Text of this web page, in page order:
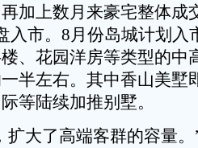
加上数月来豪宅整体成
入市。8月份岛城计划入
、花园洋房等类型的中
半左右。其中香山美墅
等陆续加推别墅。
大了高端客群的容量。